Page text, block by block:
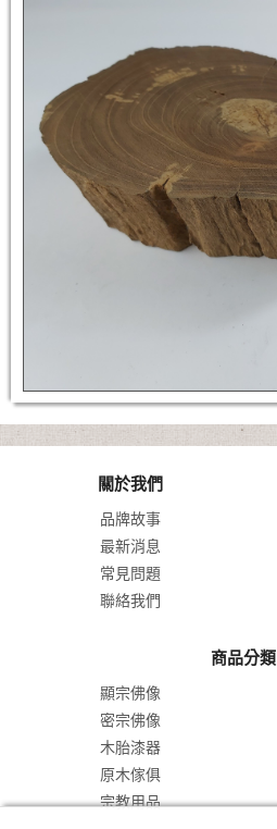
關於我們
品牌故事
最新消息
常見問題
聯絡我們
商品分類
顯宗佛像
密宗佛像
木胎漆器
原木傢俱
宗教用品